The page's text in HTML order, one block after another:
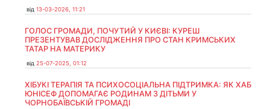
від 13-03-2026, 11:21
ГОЛОС ГРОМАДИ, ПОЧУТИЙ У КИЄВІ: КУРЕШ
ПРЕЗЕНТУВАВ ДОСЛІДЖЕННЯ ПРО СТАН КРИМСЬКИХ
ТАТАР НА МАТЕРИКУ
від 25-07-2025, 01:12
ХІБУКІ ТЕРАПІЯ ТА ПСИХОСОЦІАЛЬНА ПІДТРИМКА: ЯК ХАБ
ЮНІСЕФ ДОПОМАГАЄ РОДИНАМ З ДІТЬМИ У
ЧОРНОБАЇВСЬКІЙ ГРОМАДІ